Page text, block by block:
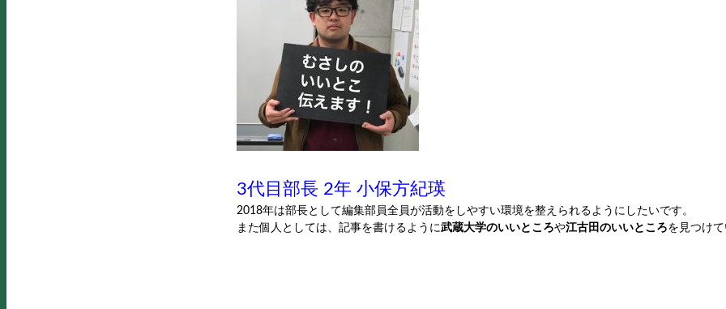
3代目部長 2年 小保方紀瑛
2018年は部長として編集部員全員が活動をしやすい環境を整えられるようにしたいです。
また個人としては、記事を書けるように武蔵大学のいいところや江古田のいいところを見つけて